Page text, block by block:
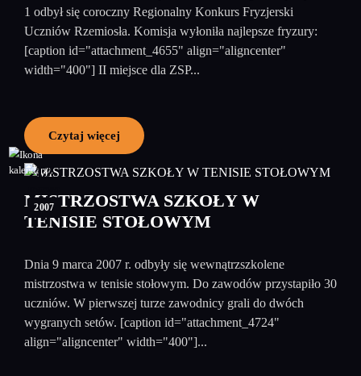
1 odbył się coroczny Regionalny Konkurs Fryzjerski
Uczniów Rzemiosła. Komisja wyłoniła najlepsze fryzury:
[caption id="attachment_4655" align="aligncenter"
width="400"] II miejsce dla ZSP...
Czytaj więcej
12
2007
MISTRZOSTWA SZKOŁY W
TENISIE STOŁOWYM
Dnia 9 marca 2007 r. odbyły się wewnątrzszkolene
mistrzostwa w tenisie stołowym. Do zawodów przystapiło 30
uczniów. W pierwszej turze zawodnicy grali do dwóch
wygranych setów. [caption id="attachment_4724"
align="aligncenter" width="400"]...